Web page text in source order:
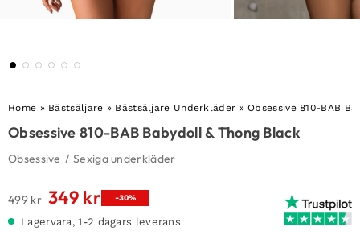
Home » Bästsäljare » Bästsäljare Underkläder »Obsessive 810-BAB
Obsessive 810-BAB Babydoll & Thong Black
Obsessive / Sexiga underkläder
499kr Det
priset
349 krDet
priset
-30%
Lagervara, 1-2 dagars leverans